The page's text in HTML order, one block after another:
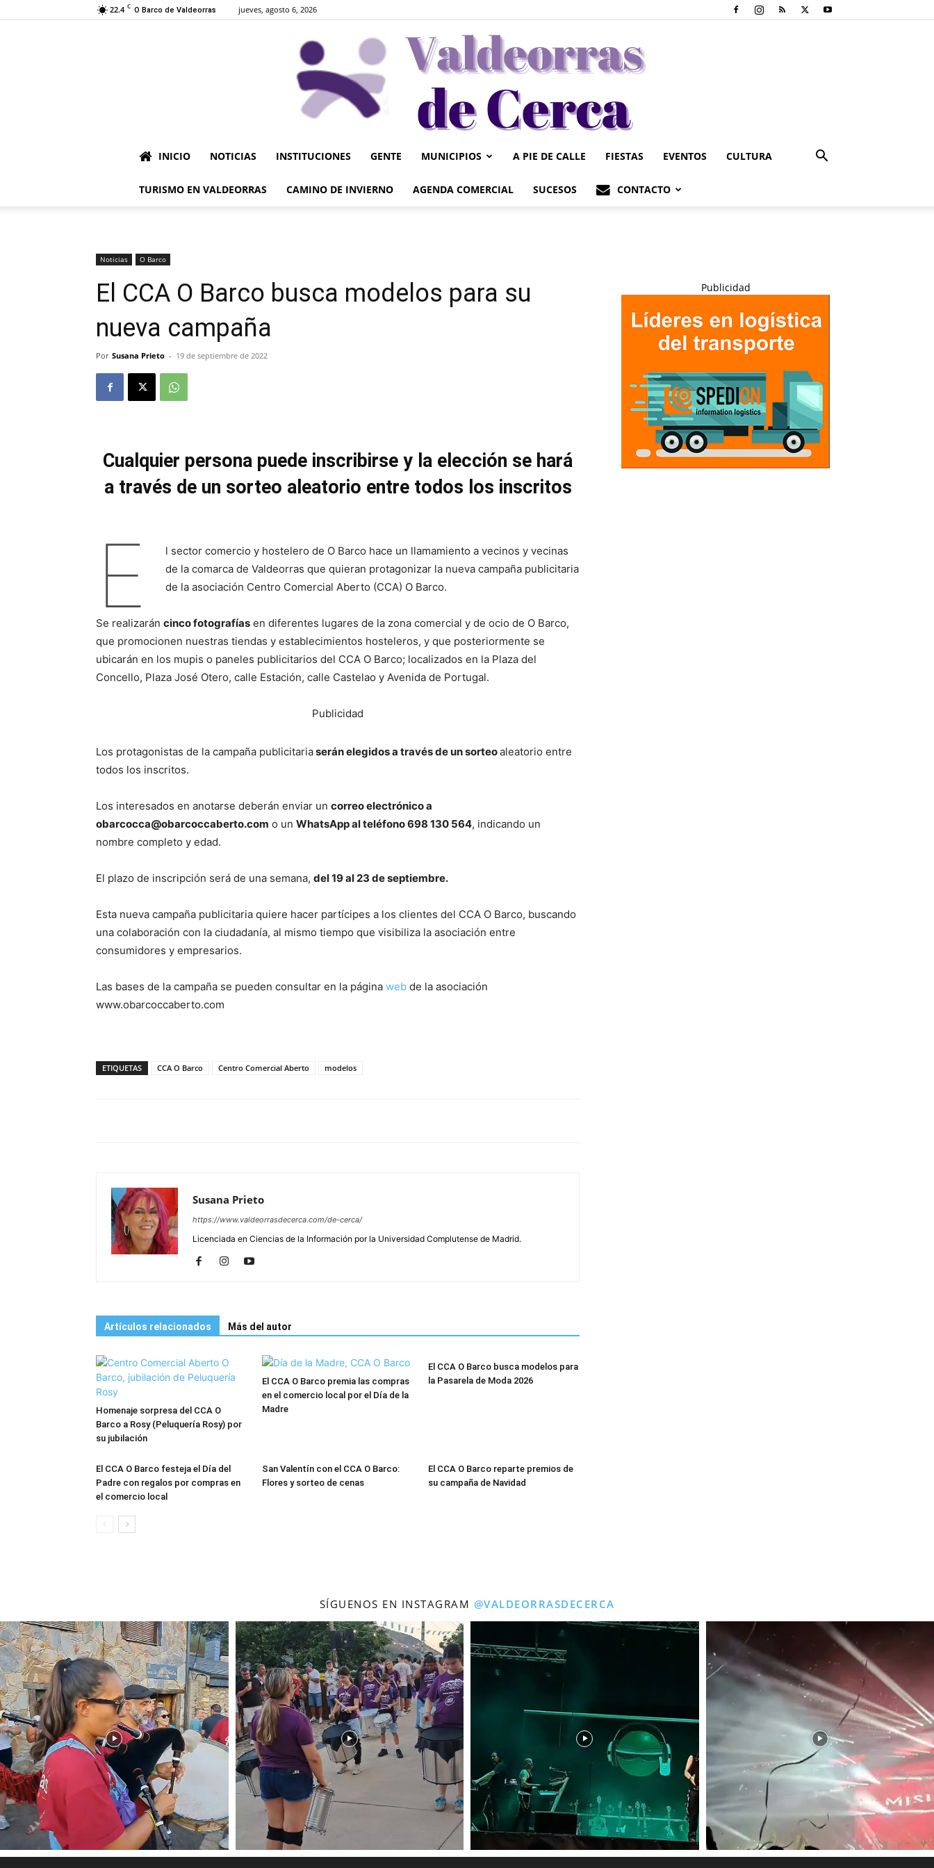
22.4 C O Barco de Valdeorras jueves, agosto 6, 2026
Valdeorrasdecerca
INICIO NOTICIAS INSTITUCIONES GENTE MUNICIPIOS A PIE DE CALLE FIESTAS EVENTOS CULTURA
TURISMO EN VALDEORRAS CAMINO DE INVIERNO AGENDA COMERCIAL SUCESOS CONTACTO
Noticias O Barco
El CCA O Barco busca modelos para su
nueva campaña
Por Susana Prieto - 19 de septiembre de 2022
Cualquier persona puede inscribirse y la elección se hará
a través de un sorteo aleatorio entre todos los inscritos
E
l sector comercio y hostelero de O Barco hace un llamamiento a vecinos y vecinas
de la comarca de Valdeorras que quieran protagonizar la nueva campaña publicitaria
de la asociación Centro Comercial Aberto (CCA) O Barco.
Se realizarán cinco fotografías en diferentes lugares de la zona comercial y de ocio de O Barco,
que promocionen nuestras tiendas y establecimientos hosteleros, y que posteriormente se
ubicarán en los mupis o paneles publicitarios del CCA O Barco; localizados en la Plaza del
Concello, Plaza José Otero, calle Estación, calle Castelao y Avenida de Portugal.
Publicidad
Los protagonistas de la campaña publicitariaserán elegidos a través de un sorteoaleatorio entre
todos los inscritos.
Los interesados en anotarse deberán enviar un correo electrónico a
obarcocca@obarcoccaberto.com o un WhatsApp al teléfono 698 130 564, indicando un
nombre completo y edad.
El plazo de inscripción será de una semana, del 19 al 23 de septiembre.
Esta nueva campaña publicitaria quiere hacer partícipes a los clientes del CCA O Barco, buscando
una colaboración con la ciudadanía, al mismo tiempo que visibiliza la asociación entre
consumidores y empresarios.
Las bases de la campaña se pueden consultar en la página web de la asociación
www.obarcoccaberto.com
ETIQUETAS CCA O Barco Centro Comercial Aberto modelos
Susana Prieto
https://www.valdeorrasdecerca.com/de-cerca/
Licenciada en Ciencias de la Información por la Universidad Complutense de Madrid.
Artículos relacionados Más del autor
Homenaje sorpresa del CCA O
Barco a Rosy (Peluquería Rosy) por
su jubilación
El CCA O Barco premia las compras
en el comercio local por el Día de la
Madre
El CCA O Barco busca modelos para
la Pasarela de Moda 2026
El CCA O Barco festeja el Día del
Padre con regalos por compras en
el comercio local
San Valentín con el CCA O Barco:
Flores y sorteo de cenas
El CCA O Barco reparte premios de
su campaña de Navidad
Publicidad
SÍGUENOS EN INSTAGRAM @VALDEORRASDECERCA